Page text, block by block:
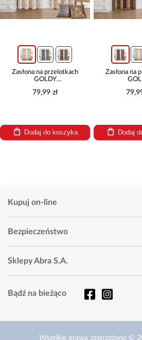
Zasłona na przelotkach
GOLDY
kremowy
79,99 zł
Dodaj do koszyka
Zasłona na
Dodaj
Kupuj on-line
Bezpieczeństwo
Sklepy Abra S.A.
Bądź na bieżąco
Wszelkie prawa zastrzeżone ©